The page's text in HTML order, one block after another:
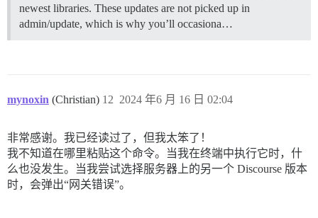
newest libraries. These updates are not picked up in
admin/update, which is why you’ll occasiona…
mynoxin (Christian) 2024 年6 月 16 日 02:04
12
非常感谢。我已经读过了，但我太笨了！
我不知道在哪里粘贴这个命令。当我在终端中执行它时，什
么也没发生。当我尝试选择服务器上的另一个 Discourse 版本
时，会弹出“网关错误”。